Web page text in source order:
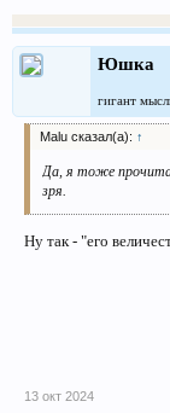
Юшка
гигант
Malu сказал(а): ↑
Да, я тоже
зря.
Ну так - "его
13 окт 2024